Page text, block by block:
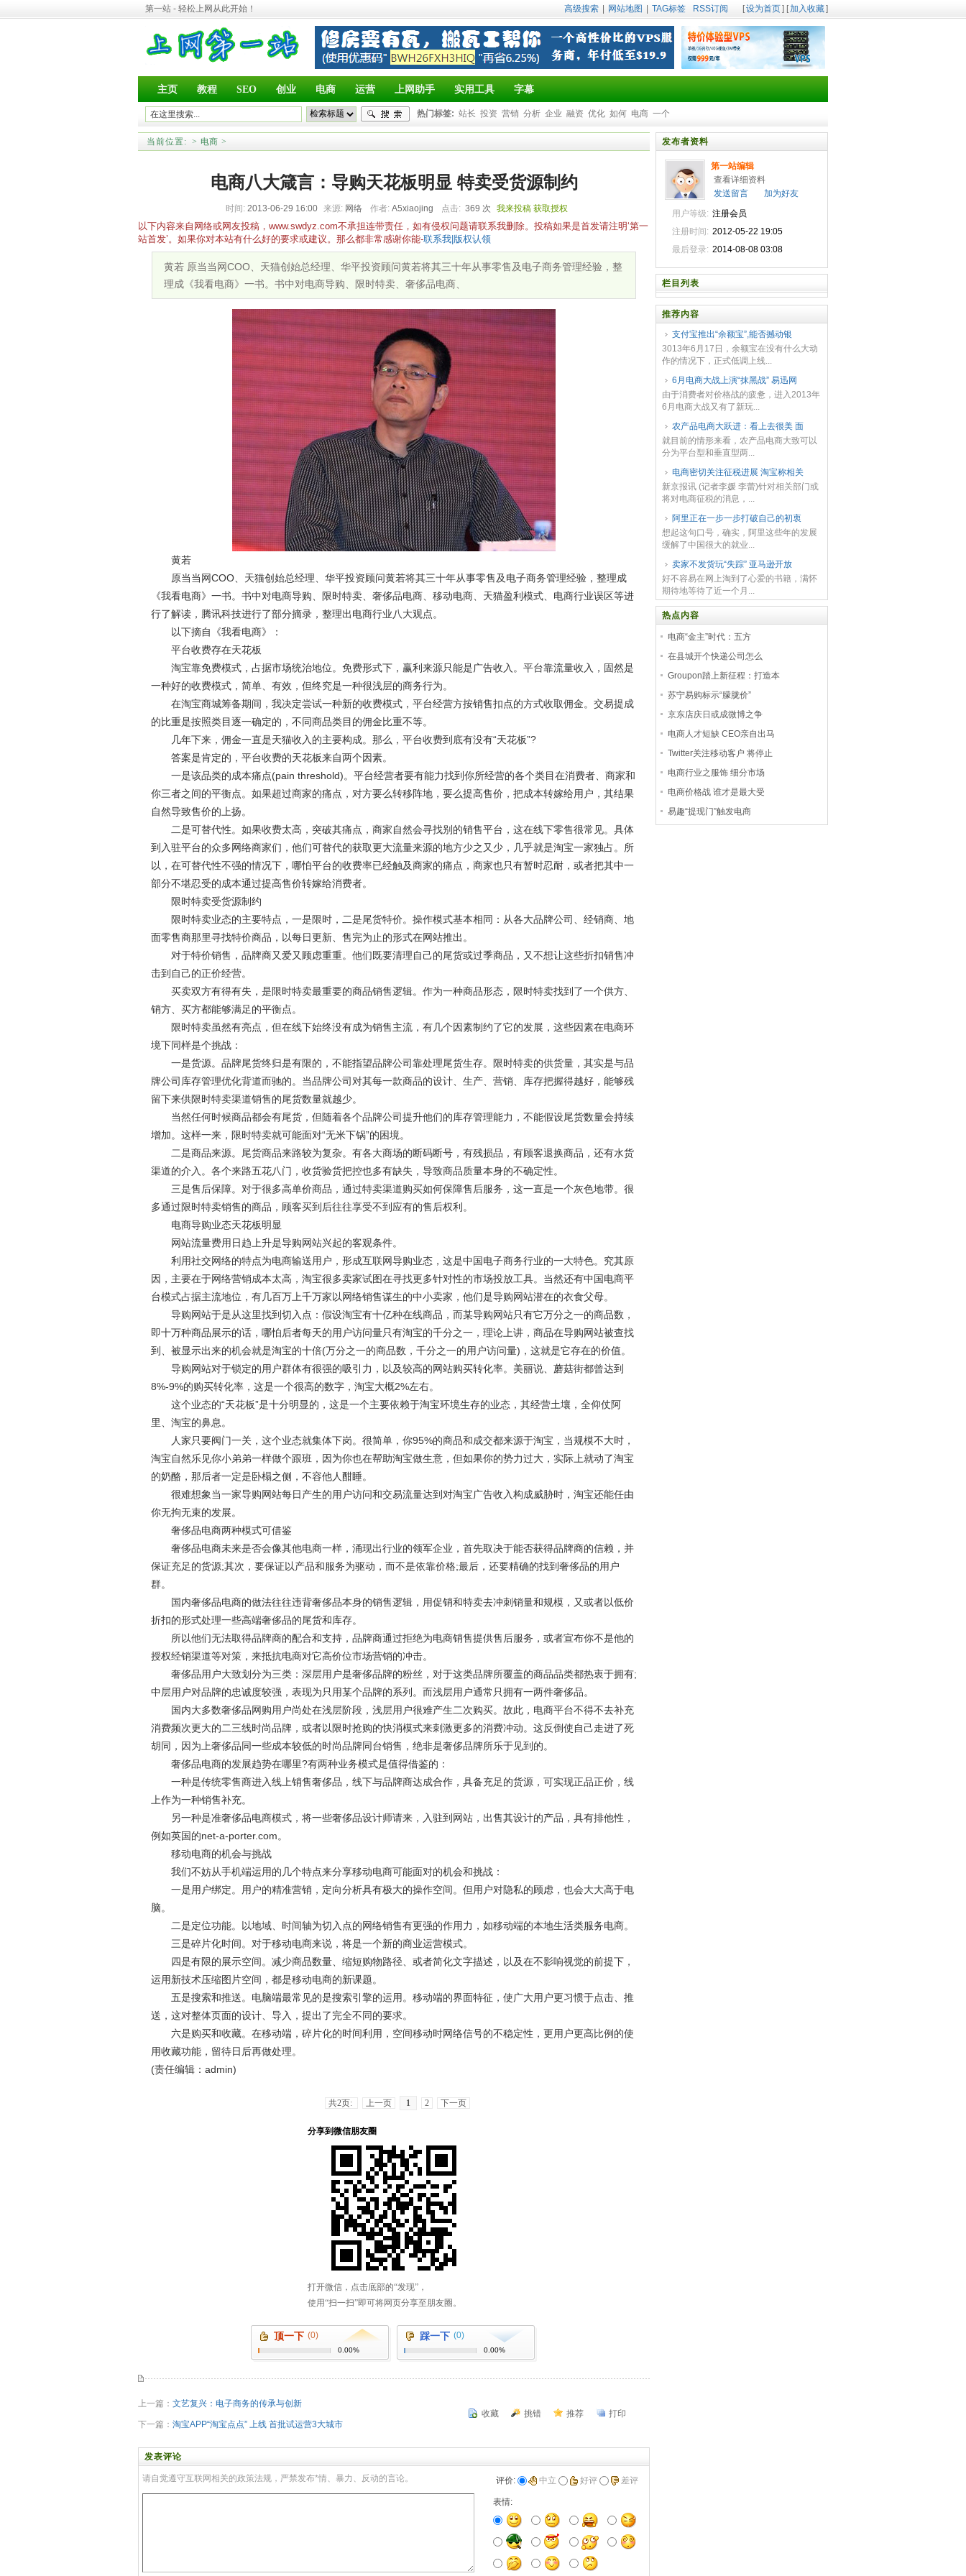
第一站 - 轻松上网从此开始！ 高级搜索 网站地图 TAG标签 RSS订阅 [设为首页] [加入收藏]
主页 教程 SEO 创业 电商 运营 上网助手 实用工具 字幕
热门标签: 站长 投资 营销 分析 企业 融资 优化 如何 电商 一个
当前位置: > 电商 >
电商八大箴言：导购天花板明显 特卖受货源制约
时间: 2013-06-29 16:00 来源: 网络 作者: A5xiaojing 点击: 369 次 我来投稿 获取授权
以下内容来自网络或网友投稿，www.swdyz.com不承担连带责任，如有侵权问题请联系我删除。投稿如果是首发请注明‘第一
站首发’。如果你对本站有什么好的要求或建议。那么都非常感谢你能-联系我|版权认领
黄若 原当当网COO、天猫创始总经理、华平投资顾问黄若将其三十年从事零售及电子商务管理经验，整
理成《我看电商》一书。书中对电商导购、限时特卖、奢侈品电商、
黄若
原当当网COO、天猫创始总经理、华平投资顾问黄若将其三十年从事零售及电子商务管理经验，整理成
《我看电商》一书。书中对电商导购、限时特卖、奢侈品电商、移动电商、天猫盈利模式、电商行业误区等进
行了解读，腾讯科技进行了部分摘录，整理出电商行业八大观点。
以下摘自《我看电商》：
平台收费存在天花板
淘宝靠免费模式，占据市场统治地位。免费形式下，赢利来源只能是广告收入。平台靠流量收入，固然是
一种好的收费模式，简单、有效，但终究是一种很浅层的商务行为。
在淘宝商城筹备期间，我决定尝试一种新的收费模式，平台经营方按销售扣点的方式收取佣金。交易提成
的比重是按照类目逐一确定的，不同商品类目的佣金比重不等。
几年下来，佣金一直是天猫收入的主要构成。那么，平台收费到底有没有“天花板”?
答案是肯定的，平台收费的天花板来自两个因素。
一是该品类的成本痛点(pain threshold)。平台经营者要有能力找到你所经营的各个类目在消费者、商家和
你三者之间的平衡点。如果超过商家的痛点，对方要么转移阵地，要么提高售价，把成本转嫁给用户，其结果
自然导致售价的上扬。
二是可替代性。如果收费太高，突破其痛点，商家自然会寻找别的销售平台，这在线下零售很常见。具体
到入驻平台的众多网络商家们，他们可替代的获取更大流量来源的地方少之又少，几乎就是淘宝一家独占。所
以，在可替代性不强的情况下，哪怕平台的收费率已经触及商家的痛点，商家也只有暂时忍耐，或者把其中一
部分不堪忍受的成本通过提高售价转嫁给消费者。
限时特卖受货源制约
限时特卖业态的主要特点，一是限时，二是尾货特价。操作模式基本相同：从各大品牌公司、经销商、地
面零售商那里寻找特价商品，以每日更新、售完为止的形式在网站推出。
对于特价销售，品牌商又爱又顾虑重重。他们既要清理自己的尾货或过季商品，又不想让这些折扣销售冲
击到自己的正价经营。
买卖双方有得有失，是限时特卖最重要的商品销售逻辑。作为一种商品形态，限时特卖找到了一个供方、
销方、买方都能够满足的平衡点。
限时特卖虽然有亮点，但在线下始终没有成为销售主流，有几个因素制约了它的发展，这些因素在电商环
境下同样是个挑战：
一是货源。品牌尾货终归是有限的，不能指望品牌公司靠处理尾货生存。限时特卖的供货量，其实是与品
牌公司库存管理优化背道而驰的。当品牌公司对其每一款商品的设计、生产、营销、库存把握得越好，能够残
留下来供限时特卖渠道销售的尾货数量就越少。
当然任何时候商品都会有尾货，但随着各个品牌公司提升他们的库存管理能力，不能假设尾货数量会持续
增加。这样一来，限时特卖就可能面对“无米下锅”的困境。
二是商品来源。尾货商品来路较为复杂。有各大商场的断码断号，有残损品，有顾客退换商品，还有水货
渠道的介入。各个来路五花八门，收货验货把控也多有缺失，导致商品质量本身的不确定性。
三是售后保障。对于很多高单价商品，通过特卖渠道购买如何保障售后服务，这一直是一个灰色地带。很
多通过限时特卖销售的商品，顾客买到后往往享受不到应有的售后权利。
电商导购业态天花板明显
网站流量费用日趋上升是导购网站兴起的客观条件。
利用社交网络的特点为电商输送用户，形成互联网导购业态，这是中国电子商务行业的一大特色。究其原
因，主要在于网络营销成本太高，淘宝很多卖家试图在寻找更多针对性的市场投放工具。当然还有中国电商平
台模式占据主流地位，有几百万上千万家以网络销售谋生的中小卖家，他们是导购网站潜在的衣食父母。
导购网站于是从这里找到切入点：假设淘宝有十亿种在线商品，而某导购网站只有它万分之一的商品数，
即十万种商品展示的话，哪怕后者每天的用户访问量只有淘宝的千分之一，理论上讲，商品在导购网站被查找
到、被显示出来的机会就是淘宝的十倍(万分之一的商品数，千分之一的用户访问量)，这就是它存在的价值。
导购网站对于锁定的用户群体有很强的吸引力，以及较高的网站购买转化率。美丽说、蘑菇街都曾达到
8%-9%的购买转化率，这是一个很高的数字，淘宝大概2%左右。
这个业态的“天花板”是十分明显的，这是一个主要依赖于淘宝环境生存的业态，其经营土壤，全仰仗阿
里、淘宝的鼻息。
人家只要阀门一关，这个业态就集体下岗。很简单，你95%的商品和成交都来源于淘宝，当规模不大时，
淘宝自然乐见你小弟弟一样做个跟班，因为你也在帮助淘宝做生意，但如果你的势力过大，实际上就动了淘宝
的奶酪，那后者一定是卧榻之侧，不容他人酣睡。
很难想象当一家导购网站每日产生的用户访问和交易流量达到对淘宝广告收入构成威胁时，淘宝还能任由
你无拘无束的发展。
奢侈品电商两种模式可借鉴
奢侈品电商未来是否会像其他电商一样，涌现出行业的领军企业，首先取决于能否获得品牌商的信赖，并
保证充足的货源;其次，要保证以产品和服务为驱动，而不是依靠价格;最后，还要精确的找到奢侈品的用户
群。
国内奢侈品电商的做法往往违背奢侈品本身的销售逻辑，用促销和特卖去冲刺销量和规模，又或者以低价
折扣的形式处理一些高端奢侈品的尾货和库存。
所以他们无法取得品牌商的配合和支持，品牌商通过拒绝为电商销售提供售后服务，或者宣布你不是他的
授权经销渠道等对策，来抵抗电商对它高价位市场营销的冲击。
奢侈品用户大致划分为三类：深层用户是奢侈品牌的粉丝，对于这类品牌所覆盖的商品品类都热衷于拥有;
中层用户对品牌的忠诚度较强，表现为只用某个品牌的系列。而浅层用户通常只拥有一两件奢侈品。
国内大多数奢侈品网购用户尚处在浅层阶段，浅层用户很难产生二次购买。故此，电商平台不得不去补充
消费频次更大的二三线时尚品牌，或者以限时抢购的快消模式来刺激更多的消费冲动。这反倒使自己走进了死
胡同，因为上奢侈品同一些成本较低的时尚品牌同台销售，绝非是奢侈品牌所乐于见到的。
奢侈品电商的发展趋势在哪里?有两种业务模式是值得借鉴的：
一种是传统零售商进入线上销售奢侈品，线下与品牌商达成合作，具备充足的货源，可实现正品正价，线
上作为一种销售补充。
另一种是准奢侈品电商模式，将一些奢侈品设计师请来，入驻到网站，出售其设计的产品，具有排他性，
例如英国的net-a-porter.com。
移动电商的机会与挑战
我们不妨从手机端运用的几个特点来分享移动电商可能面对的机会和挑战：
一是用户绑定。用户的精准营销，定向分析具有极大的操作空间。但用户对隐私的顾虑，也会大大高于电
脑。
二是定位功能。以地域、时间轴为切入点的网络销售有更强的作用力，如移动端的本地生活类服务电商。
三是碎片化时间。对于移动电商来说，将是一个新的商业运营模式。
四是有限的展示空间。减少商品数量、缩短购物路径、或者简化文字描述，以及在不影响视觉的前提下，
运用新技术压缩图片空间，都是移动电商的新课题。
五是搜索和推送。电脑端最常见的是搜索引擎的运用。移动端的界面特征，使广大用户更习惯于点击、推
送，这对整体页面的设计、导入，提出了完全不同的要求。
六是购买和收藏。在移动端，碎片化的时间利用，空间移动时网络信号的不稳定性，更用户更高比例的使
用收藏功能，留待日后再做处理。
(责任编辑：admin)
共2页: 上一页 1 2 下一页
顶一下 (0)
0.00%
踩一下 (0)
0.00%
上一篇： 文艺复兴：电子商务的传承与创新
下一篇： 淘宝APP“淘宝点点” 上线 首批试运营3大城市
收藏 挑错 推荐 打印
发表评论
请自觉遵守互联网相关的政策法规，严禁发布*情、暴力、反动的言论。 评价: 中立 好评 差评
表情:
发布者资料
第一站编辑
查看详细资料
发送留言
加为好友
用户等级: 注册会员
注册时间: 2012-05-22 19:05
最后登录: 2014-08-08 03:08
栏目列表
推荐内容
支付宝推出“余额宝”,能否撼动银
3013年6月17日，余额宝在没有什么大动
作的情况下，正式低调上线...
6月电商大战上演“抹黑战” 易迅网
由于消费者对价格战的疲惫，进入2013年
6月电商大战又有了新玩...
农产品电商大跃进：看上去很美 面
就目前的情形来看，农产品电商大致可以
分为平台型和垂直型两...
电商密切关注征税进展 淘宝称相关
新京报讯 (记者李媛 李蕾)针对相关部门或
将对电商征税的消息，...
阿里正在一步一步打破自己的初衷
想起这句口号，确实，阿里这些年的发展
缓解了中国很大的就业...
卖家不发货玩“失踪” 亚马逊开放
好不容易在网上淘到了心爱的书籍，满怀
期待地等待了近一个月...
热点内容
电商“金主”时代：五方
在县城开个快递公司怎么
Groupon踏上新征程：打造本
苏宁易购标示“朦胧价”
京东店庆日或成微博之争
电商人才短缺 CEO亲自出马
Twitter关注移动客户 将停止
电商行业之服饰 细分市场
电商价格战 谁才是最大受
易趣“提现门”触发电商